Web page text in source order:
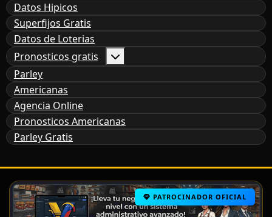
Datos Hipicos
Superfijos Gratis
Datos de Loterias
Pronosticos gratis
Parley
Americanas
Agencia Online
Pronosticos Americanas
Parley Gratis
PATROCINADOR OFICIAL